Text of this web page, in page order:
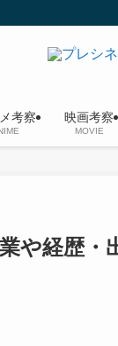
考察 映画考察
MOVIE
や経歴・